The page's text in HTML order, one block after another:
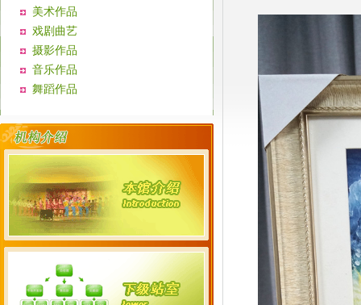
美术作品
戏剧曲艺
摄影作品
音乐作品
舞蹈作品